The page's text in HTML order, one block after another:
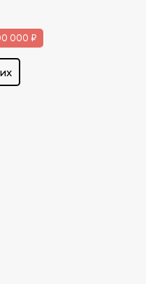
000 ₽